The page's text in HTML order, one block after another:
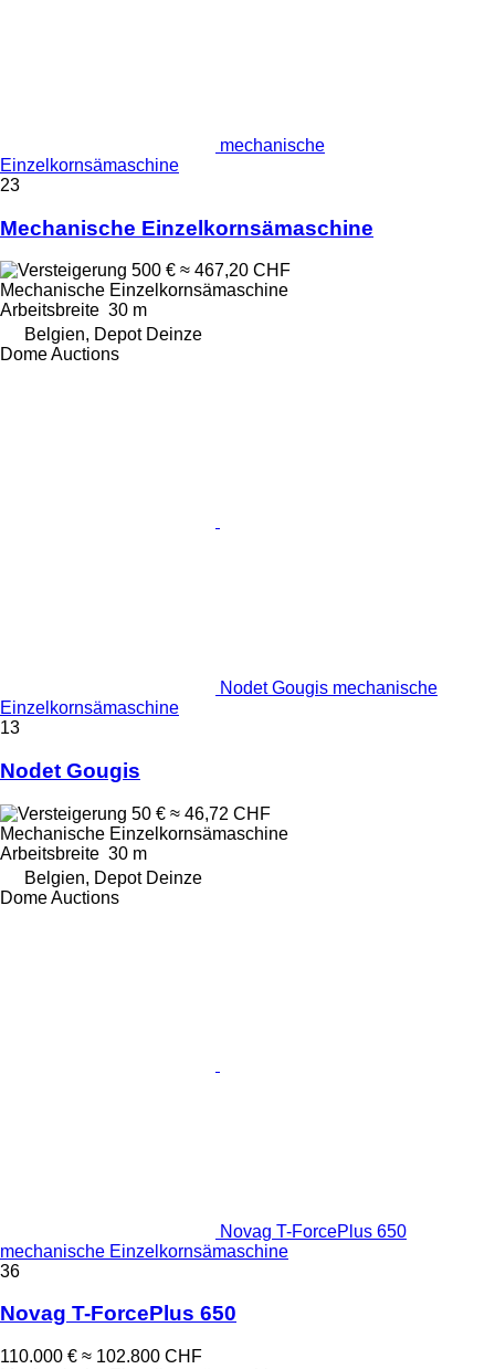
mechanische
Einzelkornsämaschine
23
Mechanische Einzelkornsämaschine
500 € ≈ 467,20 CHF
Mechanische Einzelkornsämaschine
Arbeitsbreite 30 m
Belgien, Depot Deinze
Dome Auctions
Nodet Gougis mechanische
Einzelkornsämaschine
13
Nodet Gougis
50 € ≈ 46,72 CHF
Mechanische Einzelkornsämaschine
Arbeitsbreite 30 m
Belgien, Depot Deinze
Dome Auctions
Novag T-ForcePlus 650
mechanische Einzelkornsämaschine
36
Novag T-ForcePlus 650
110.000 € ≈ 102.800 CHF